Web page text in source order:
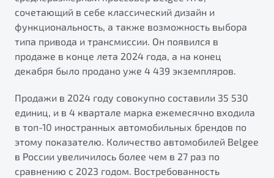
сочетающий в себе классический дизайн и
функциональность, а также возможность выбора
типа привода и трансмиссии. Он появился в
продаже в конце лета 2024 года, а на конец
декабря было продано уже 4 439 экземпляров.
Продажи в 2024 году совокупно составили 35 530
единиц, и в 4 квартале марка ежемесячно входила
в топ-10 иностранных автомобильных брендов по
этому показателю. Количество автомобилей Belgee
в России увеличилось более чем в 27 раз по
сравнению с 2023 годом. Востребованность